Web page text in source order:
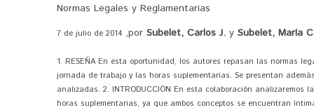
Normas Legales y Reglamentarias
7 de julio de 2014 ,por Subelet, Carlos J. y Subelet, María
1. RESEÑA En esta oportunidad, los autores repasan las normas
jornada de trabajo y las horas suplementarias. Se presentan
analizadas. 2. INTRODUCCIÓN En esta colaboración
horas suplementarias, ya que ambos conceptos se encuentran